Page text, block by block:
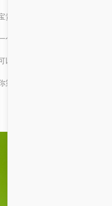
贵的时间。而如果你使用了一个
个界面上查看所有的通知，并根
以根据你的习惯和历史行为，自
第一时间关注到最重要的内容。